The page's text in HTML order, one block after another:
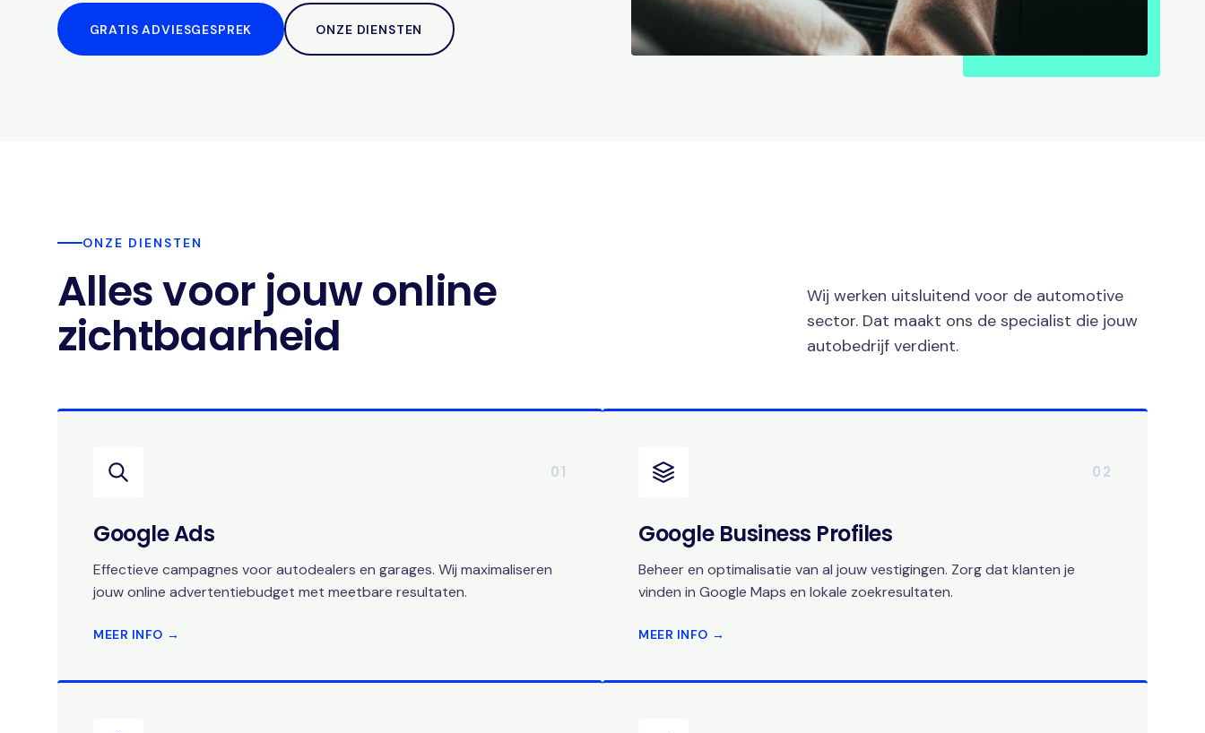
GRATIS ADVIESGESPREK ONZE DIENSTEN
ONZE DIENSTEN
Alles voor jouw online
zichtbaarheid
Wij werken uitsluitend voor de automotive
sector. Dat maakt ons de specialist die jouw
autobedrijf verdient.
01
Google Ads
Effectieve campagnes voor autodealers en garages. Wij maximaliseren
jouw online advertentiebudget met meetbare resultaten.
MEER INFO →
02
Google Business Profiles
Beheer en optimalisatie van al jouw vestigingen. Zorg dat klanten je
vinden in Google Maps en lokale zoekresultaten.
MEER INFO →